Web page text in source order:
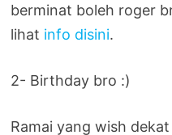
berminat boleh roger
lihat info disini.
2- Birthday bro :)
Ramai yang wish